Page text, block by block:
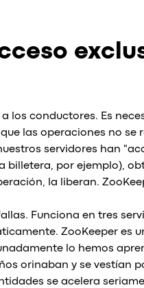
los conductores. Es
las operaciones no se
servidores han
billetera, por ejemplo),
la liberan.
Funciona en tres
ZooKeeper es
lo hemos
orinaban y se vestían
se acelera